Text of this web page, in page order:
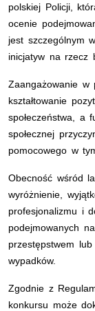
polskiej Policji,
ocenie
jest szczególnym
inicjatyw na rzecz
Zaangażowanie w
kształtowanie
społeczeństwa, a
społecznej
pomocowego w
Obecność wśród
wyróżnienie,
profesjonalizmu i
podejmowanych
przestępstwem
wypadków.
Zgodnie z
konkursu może